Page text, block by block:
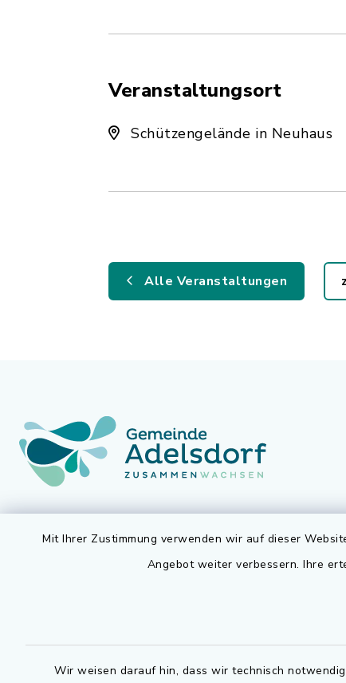
Mit Ihrer Zustimmung verwenden wir auf dieser
Angebot weiter verbessern. Ihre
Wir weisen darauf hin, dass wir technisch
Veranstaltungsort
Schützengelände in Neuhaus
Alle Veranstaltungen
Gemeinde Adelsdorf
gemeinde@adelsdorf.de
Montag
07.30 -